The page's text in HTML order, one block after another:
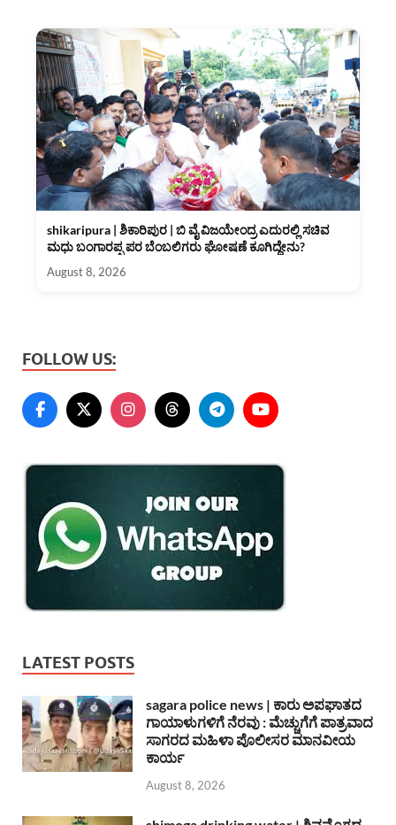
shikaripura | ಶಿಕಾರಿಪುರ | ಬಿ ವೈ ವಿಜಯೇಂದ್ರ ಎದುರಲ್ಲಿ ಸಚಿವ
ಮಧು ಬಂಗಾರಪ್ಪ ಪರ ಬೆಂಬಲಿಗರು ಘೋಷಣೆ ಕೂಗಿದ್ದೇನು?
August 8, 2026
FOLLOW US:
LATEST POSTS
sagara police news | ಕಾರು ಅಪಘಾತದ
ಗಾಯಾಳುಗಳಿಗೆ ನೆರವು : ಮೆಚ್ಚುಗೆಗೆ ಪಾತ್ರವಾದ
ಸಾಗರದ ಮಹಿಳಾ ಪೊಲೀಸರ ಮಾನವೀಯ
ಕಾರ್ಯ
August 8, 2026